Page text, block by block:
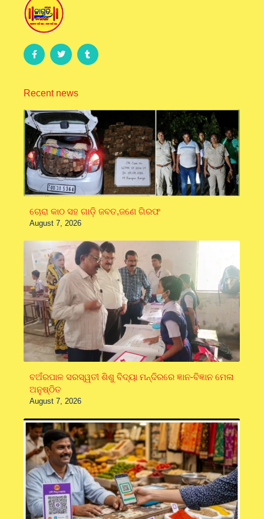
Recent news
ଚୋରା କାଠ ସହ ଗାଡ଼ି ଜବତ,ଜଣେ ଗିରଫ
August 7, 2026
ବଅଁରପାଳ ସରସ୍ୱତୀ ଶିଶୁ ବିଦ୍ୟା ମନ୍ଦିରରେ ଜ୍ଞାନ-ବିଜ୍ଞାନ ମେଳା
ଅନୁଷ୍ଠିତ
August 7, 2026